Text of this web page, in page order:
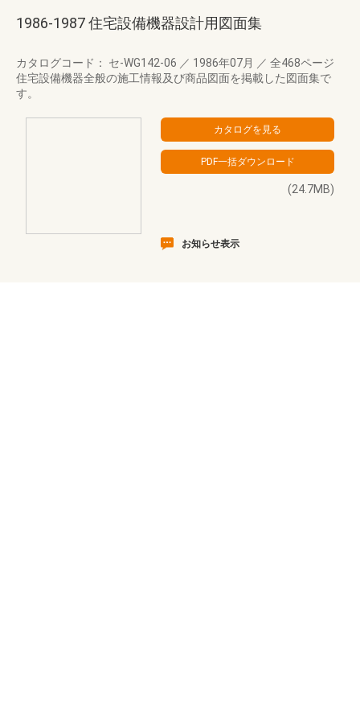
1986-1987 住宅設備機器設計用図面集
カタログコード： セ-WG142-06 ／ 1986年07月 ／ 全468ページ
住宅設備機器全般の施工情報及び商品図面を掲載した図面集で
す。
(24.7MB)
お知らせ表示